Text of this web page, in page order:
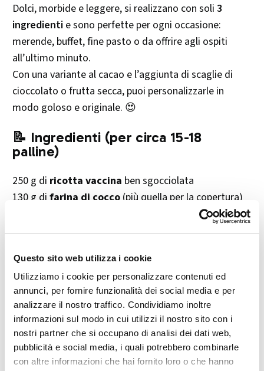
Questo sito web utilizza i cookie
Utilizziamo i cookie per personalizzare contenuti ed
annunci, per fornire funzionalità dei social media e per
analizzare il nostro traffico. Condividiamo inoltre
informazioni sul modo in cui utilizzi il nostro sito con i
nostri partner che si occupano di analisi dei dati web,
pubblicità e social media, i quali potrebbero combinarle
con altre informazioni che hai fornito loro o che hanno
Dolci, morbide e leggere, si realizzano con soli 3
ingredienti e sono perfette per ogni occasione:
merende, buffet, fine pasto o da offrire agli ospiti
all’ultimo minuto.
Con una variante al cacao e l’aggiunta di scaglie di
cioccolato o frutta secca, puoi personalizzarle in
modo goloso e originale. 😍
📝 Ingredienti (per circa 15-18
palline)
250 g di ricotta vaccina ben sgocciolata
130 g di farina di cocco (più quella per la copertura)
Varianti:
20 g di cacao amaro in polvere
cioccolato)
Scaglie di cioccolato(ottima idea per riciclare le
uova di Pasqua)
Granella di nocciole, pistacchi o mandorle
👩‍🍳 Preparazione passo dopo passo